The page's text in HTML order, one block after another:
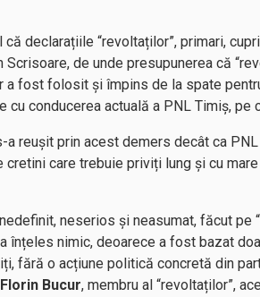
declarațiile “revoltaților”, primari,
de unde presupunerea că
a fost folosit și împins de la spate
cu conducerea actuală a PNL Timiș, pe
a reușit prin acest demers decât ca
cretini care trebuie priviți lung și cu
neserios și neasumat, făcut
înțeles nimic, deoarece a fost bazat
fără o acțiune politică concretă din
Bucur, membru al “revoltaților”,